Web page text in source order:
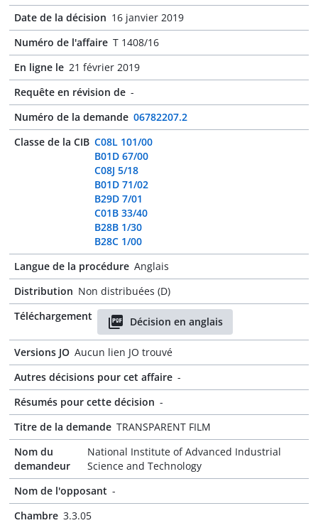
Date de la décision 16 janvier 2019
Numéro de l'affaire T 1408/16
En ligne le 21 février 2019
Requête en révision de -
Numéro de la demande 06782207.2
Classe de la CIB C08L 101/00
B01D 67/00
C08J 5/18
B01D 71/02
B29D 7/01
C01B 33/40
B28B 1/30
B28C 1/00
Langue de la procédure Anglais
Distribution Non distribuées (D)
Téléchargement
Décision en anglais
Versions JO Aucun lien JO trouvé
Autres décisions pour cet affaire -
Résumés pour cette décision -
Titre de la demande TRANSPARENT FILM
Nom du
demandeur
National Institute of Advanced Industrial
Science and Technology
Nom de l'opposant -
Chambre 3.3.05